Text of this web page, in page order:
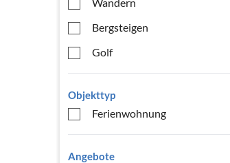
Bergsteigen
Golf
Objekttyp
Ferienwohnung
Angebote